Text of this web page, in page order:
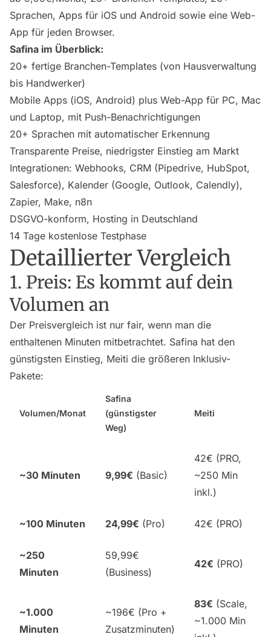
Sprachen, Apps für iOS und Android sowie eine Web-
App für jeden Browser.
Safina im Überblick:
20+ fertige Branchen-Templates (von Hausverwaltung
bis Handwerker)
Mobile Apps (iOS, Android) plus Web-App für PC, Mac
und Laptop, mit Push-Benachrichtigungen
20+ Sprachen mit automatischer Erkennung
Transparente Preise, niedrigster Einstieg am Markt
Integrationen: Webhooks, CRM (Pipedrive, HubSpot,
Salesforce), Kalender (Google, Outlook, Calendly),
Zapier, Make, n8n
DSGVO-konform, Hosting in Deutschland
14 Tage kostenlose Testphase
Detaillierter Vergleich
1. Preis: Es kommt auf dein
Volumen an
Der Preisvergleich ist nur fair, wenn man die
enthaltenen Minuten mitbetrachtet. Safina hat den
günstigsten Einstieg, Meiti die größeren Inklusiv-
Pakete:
Volumen/Monat
Safina
(günstigster
Weg)
Meiti
~30 Minuten 9,99€ (Basic)
42€ (PRO,
~250 Min
inkl.)
~100 Minuten 24,99€ (Pro) 42€ (PRO)
~250
Minuten
59,99€
(Business)
42€ (PRO)
~1.000
Minuten
~196€ (Pro +
Zusatzminuten)
83€ (Scale,
~1.000 Min